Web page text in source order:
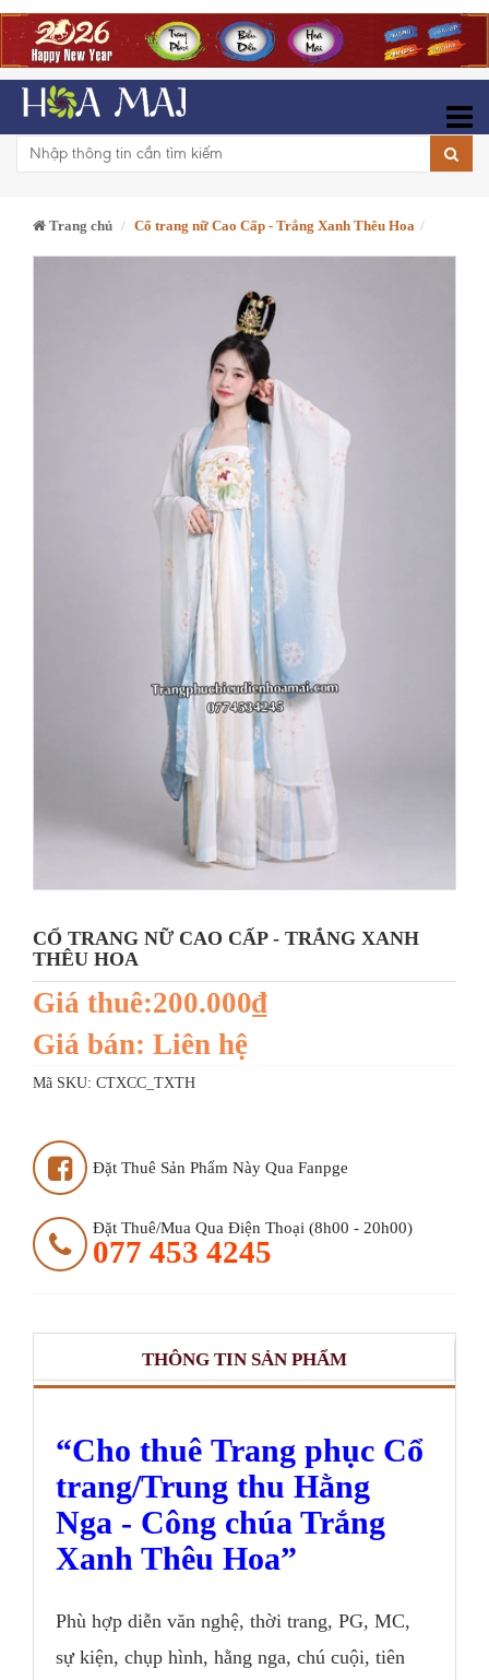
Trang chủ Cổ trang nữ Cao Cấp - Trắng Xanh Thêu Hoa
CỔ TRANG NỮ CAO CẤP - TRẮNG XANH
THÊU HOA
Giá thuê:200.000₫
Giá bán: Liên hệ
Mã SKU: CTXCC_TXTH
Đặt Thuê Sản Phẩm Này Qua Fanpge
Đặt Thuê/mua Qua Điện Thoại (8h00 - 20h00)
077 453 4245
THÔNG TIN SẢN PHẨM
Cho thuê Trang phục Cổ
trang/Trung thu Hằng
Nga - Công chúa Trắng
Xanh Thêu Hoa
Phù hợp diễn văn nghệ, thời trang, PG, MC,
sự kiện, chụp hình, hằng nga, chú cuội, tiên